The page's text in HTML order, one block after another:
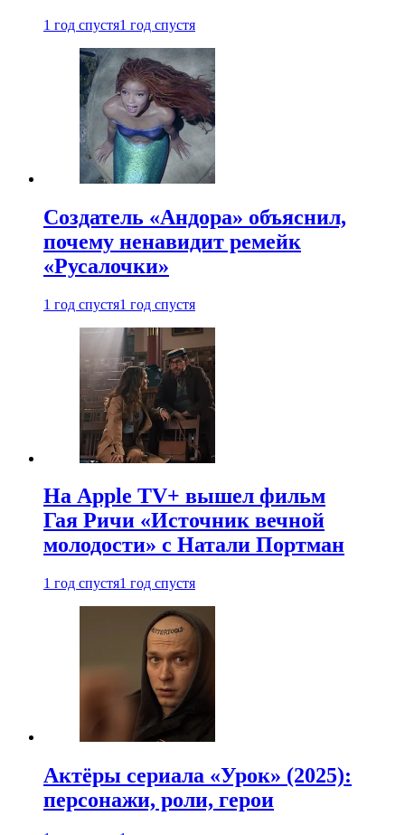
1 год спустя1 год спустя
Создатель «Андора» объяснил,
почему ненавидит ремейк
«Русалочки»
1 год спустя1 год спустя
На Apple TV+ вышел фильм
Гая Ричи «Источник вечной
молодости» с Натали Портман
1 год спустя1 год спустя
Актёры сериала «Урок» (2025):
персонажи, роли, герои